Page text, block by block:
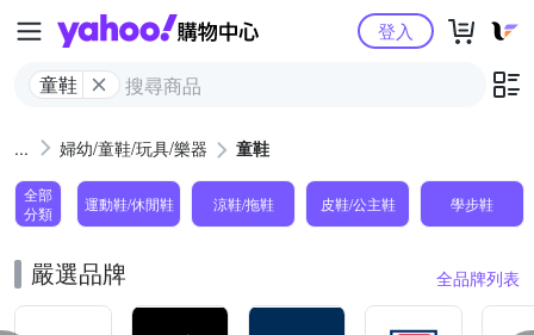
Yahoo購物中心
童鞋
登入
婦幼/童鞋/玩具/樂器 童鞋
全部
分類
運動鞋/休閒鞋 涼鞋/拖鞋 皮鞋/公主鞋 學步鞋
嚴選品牌 全品牌列表